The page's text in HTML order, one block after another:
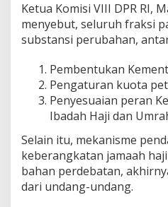
Ketua Komisi VIII DPR RI,
menyebut, seluruh fraksi
substansi perubahan,
Pembentukan
Pengaturan kuota
Penyesuaian peran
Ibadah Haji dan
Selain itu, mekanisme
keberangkatan jamaah
bahan perdebatan,
dari undang-undang.